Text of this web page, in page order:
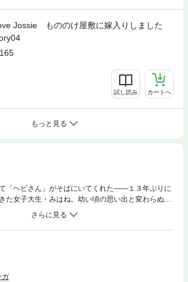
Jossie もののけ屋敷に嫁入りしました
165
試し読み カートへ
もっと見る
「ヘビさん」がそばにいてくれた――１３年ぶりに
た女子大生・みはね。幼い頃の思い出と変わらぬ情
ね。しかし、幼い頃とは違い、何か穏やかではない
の作品はウェブ・マガジン：Love Jossie Vol.80に
複購入にご注意ください。)
ガ